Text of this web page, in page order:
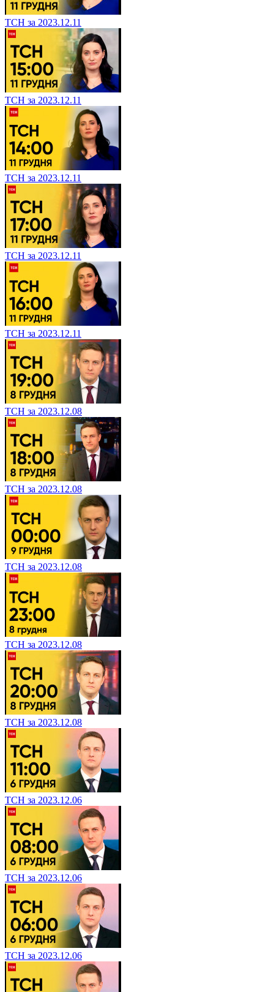
ТСН за 2023.12.11
ТСН за 2023.12.11
ТСН за 2023.12.11
ТСН за 2023.12.11
ТСН за 2023.12.11
ТСН за 2023.12.08
ТСН за 2023.12.08
ТСН за 2023.12.08
ТСН за 2023.12.08
ТСН за 2023.12.08
ТСН за 2023.12.06
ТСН за 2023.12.06
ТСН за 2023.12.06